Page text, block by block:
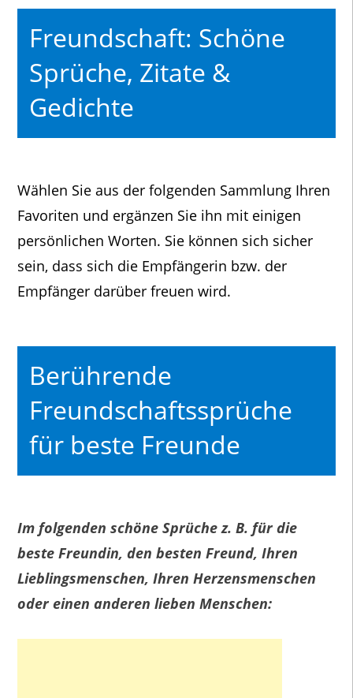
Freundschaft: Schöne
Sprüche, Zitate &
Gedichte
Wählen Sie aus der folgenden Sammlung Ihren
Favoriten und ergänzen Sie ihn mit einigen
persönlichen Worten. Sie können sich sicher
sein, dass sich die Empfängerin bzw. der
Empfänger darüber freuen wird.
Berührende
Freundschaftssprüche
für beste Freunde
Im folgenden schöne Sprüche z. B. für die
beste Freundin, den besten Freund, Ihren
Lieblingsmenschen, Ihren Herzensmenschen
oder einen anderen lieben Menschen: